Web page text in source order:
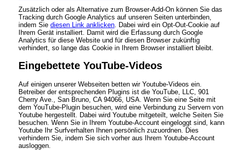
Zusätzlich oder als Alternative zum Browser-Add-On können Sie das
Tracking durch Google Analytics auf unseren Seiten unterbinden,
indem Sie diesen Link anklicken. Dabei wird ein Opt-Out-Cookie auf
Ihrem Gerät installiert. Damit wird die Erfassung durch Google
Analytics für diese Website und für diesen Browser zukünftig
verhindert, so lange das Cookie in Ihrem Browser installiert bleibt.
Eingebettete YouTube-Videos
Auf einigen unserer Webseiten betten wir Youtube-Videos ein.
Betreiber der entsprechenden Plugins ist die YouTube, LLC, 901
Cherry Ave., San Bruno, CA 94066, USA. Wenn Sie eine Seite mit
dem YouTube-Plugin besuchen, wird eine Verbindung zu Servern von
Youtube hergestellt. Dabei wird Youtube mitgeteilt, welche Seiten Sie
besuchen. Wenn Sie in Ihrem Youtube-Account eingeloggt sind, kann
Youtube Ihr Surfverhalten Ihnen persönlich zuzuordnen. Dies
verhindern Sie, indem Sie sich vorher aus Ihrem Youtube-Account
ausloggen.